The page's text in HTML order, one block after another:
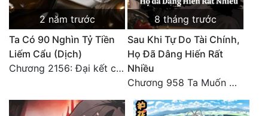
2 năm trước
Ta Có 90 Nghìn Tỷ Tiền
Liếm Cẩu (Dịch)
Chương 2156: Đại kết cục!!!
8 tháng trước
Sau Khi Tự Do Tài Chính,
Họ Đã Dâng Hiến Rất
Nhiều
Chương 958 Ta Muốn Cùng Các Cô Vĩnh Viễn Ở Bên Nhau (2) Hết